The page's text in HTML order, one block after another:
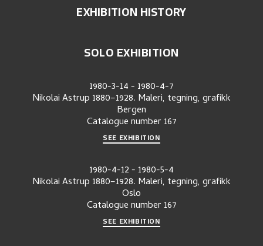
EXHIBITION HISTORY
SOLO EXHIBITION
1980-3-14- 1980-4-7
Nikolai Astrup 1880–1928. Maleri, tegning, grafikk
Bergen
Catalogue number 167
SEE EXHIBITION
1980-4-12- 1980-5-4
Nikolai Astrup 1880–1928. Maleri, tegning, grafikk
Oslo
Catalogue number 167
SEE EXHIBITION